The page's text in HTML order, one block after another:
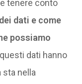
tenere conto
dati e come
possiamo
dati hanno
sta nella